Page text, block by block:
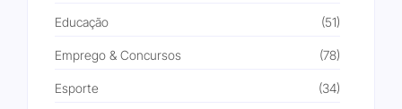
Educação (51)
Emprego & Concursos (78)
Esporte (34)